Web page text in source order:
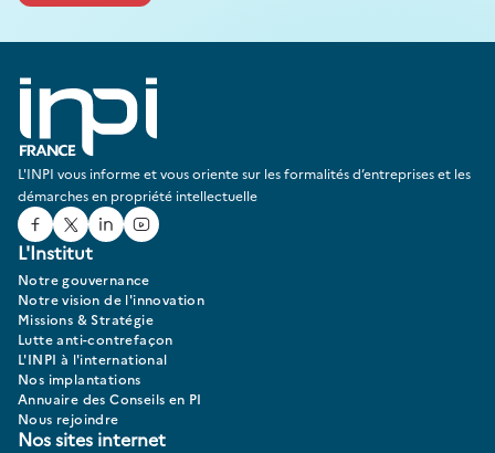
L'INPI vous informe et vous oriente sur les formalités d’entreprises et les
démarches en propriété intellectuelle
Facebook
TwitterLinked In
Youtube
L'Institut
Notre gouvernance
Notre vision de l'innovation
Missions & Stratégie
Lutte anti-contrefaçon
L'INPI à l'international
Nos implantations
Annuaire des Conseils en PI
Nous rejoindre
Nos sites internet